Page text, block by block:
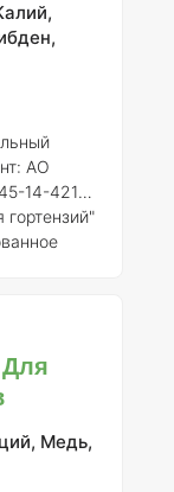
АО
14-4218-
с
данной
Медь,